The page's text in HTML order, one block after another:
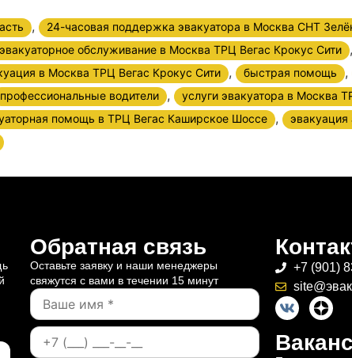
, 24-часовая поддержка эвакуатора в Москва СНТ
обслуживание в Москва ТРЦ Вегас Крокус Сити ,
в Москва ТРЦ Вегас Крокус Сити , быстрая помощь ,
профессиональные водители , услуги эвакуатора в Москва
помощь в ТРЦ Вегас Каширское Шоссе ,
Обратная связь
Оставьте заявку и наши менеджеры
свяжутся с вами в течении 15 минут
+7 (901)